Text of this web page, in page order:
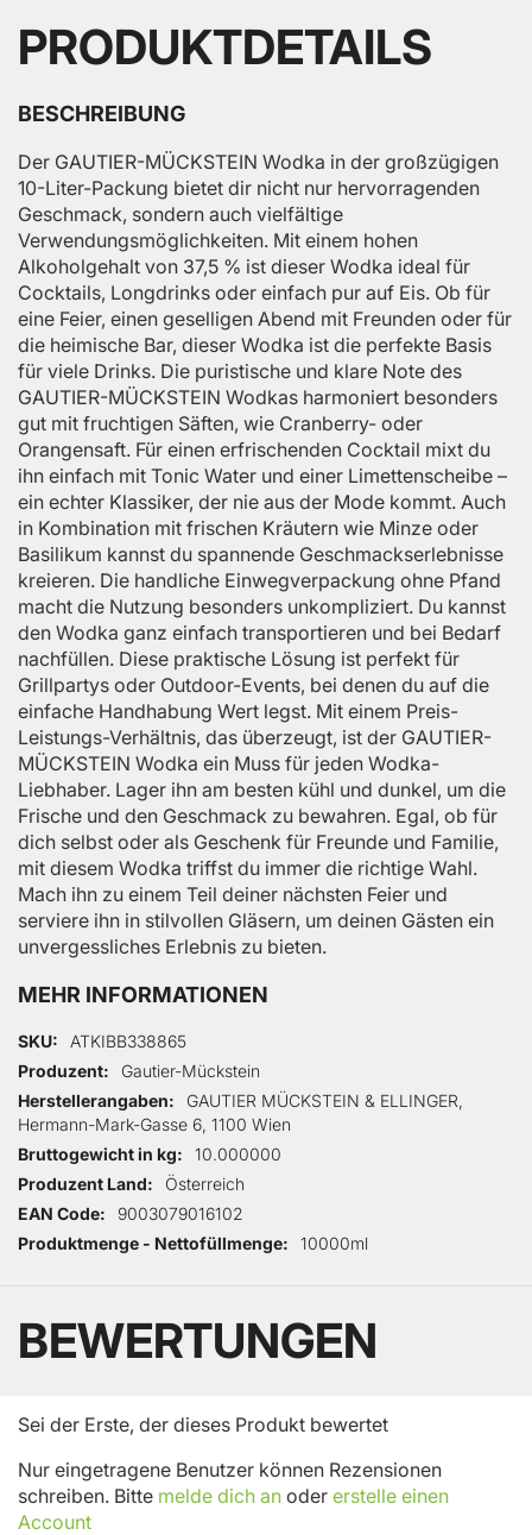
PRODUKTDETAILS
BESCHREIBUNG
Der GAUTIER-MÜCKSTEIN Wodka in der großzügigen
10-Liter-Packung bietet dir nicht nur hervorragenden
Geschmack, sondern auch vielfältige
Verwendungsmöglichkeiten. Mit einem hohen
Alkoholgehalt von 37,5 % ist dieser Wodka ideal für
Cocktails, Longdrinks oder einfach pur auf Eis. Ob für
eine Feier, einen geselligen Abend mit Freunden oder für
die heimische Bar, dieser Wodka ist die perfekte Basis
für viele Drinks. Die puristische und klare Note des
GAUTIER-MÜCKSTEIN Wodkas harmoniert besonders
gut mit fruchtigen Säften, wie Cranberry- oder
Orangensaft. Für einen erfrischenden Cocktail mixt du
ihn einfach mit Tonic Water und einer Limettenscheibe –
ein echter Klassiker, der nie aus der Mode kommt. Auch
in Kombination mit frischen Kräutern wie Minze oder
Basilikum kannst du spannende Geschmackserlebnisse
kreieren. Die handliche Einwegverpackung ohne Pfand
macht die Nutzung besonders unkompliziert. Du kannst
den Wodka ganz einfach transportieren und bei Bedarf
nachfüllen. Diese praktische Lösung ist perfekt für
Grillpartys oder Outdoor-Events, bei denen du auf die
einfache Handhabung Wert legst. Mit einem Preis-
Leistungs-Verhältnis, das überzeugt, ist der GAUTIER-
MÜCKSTEIN Wodka ein Muss für jeden Wodka-
Liebhaber. Lager ihn am besten kühl und dunkel, um die
Frische und den Geschmack zu bewahren. Egal, ob für
dich selbst oder als Geschenk für Freunde und Familie,
mit diesem Wodka triffst du immer die richtige Wahl.
Mach ihn zu einem Teil deiner nächsten Feier und
serviere ihn in stilvollen Gläsern, um deinen Gästen ein
unvergessliches Erlebnis zu bieten.
MEHR INFORMATIONEN
Mehr Informationen
SKU
ATKIBB338865
Produzent
Gautier-Mückstein
Herstellerangaben
GAUTIER MÜCKSTEIN & ELLINGER,
Hermann-Mark-Gasse 6, 1100 Wien
Bruttogewicht in kg
10.000000
Produzent Land
Österreich
EAN Code
9003079016102
Produktmenge - Nettofüllmenge
10000ml
BEWERTUNGEN
Sei der Erste, der dieses Produkt bewertet
Nur eingetragene Benutzer können Rezensionen
schreiben. Bitte melde dich an oder erstelle einen
Account